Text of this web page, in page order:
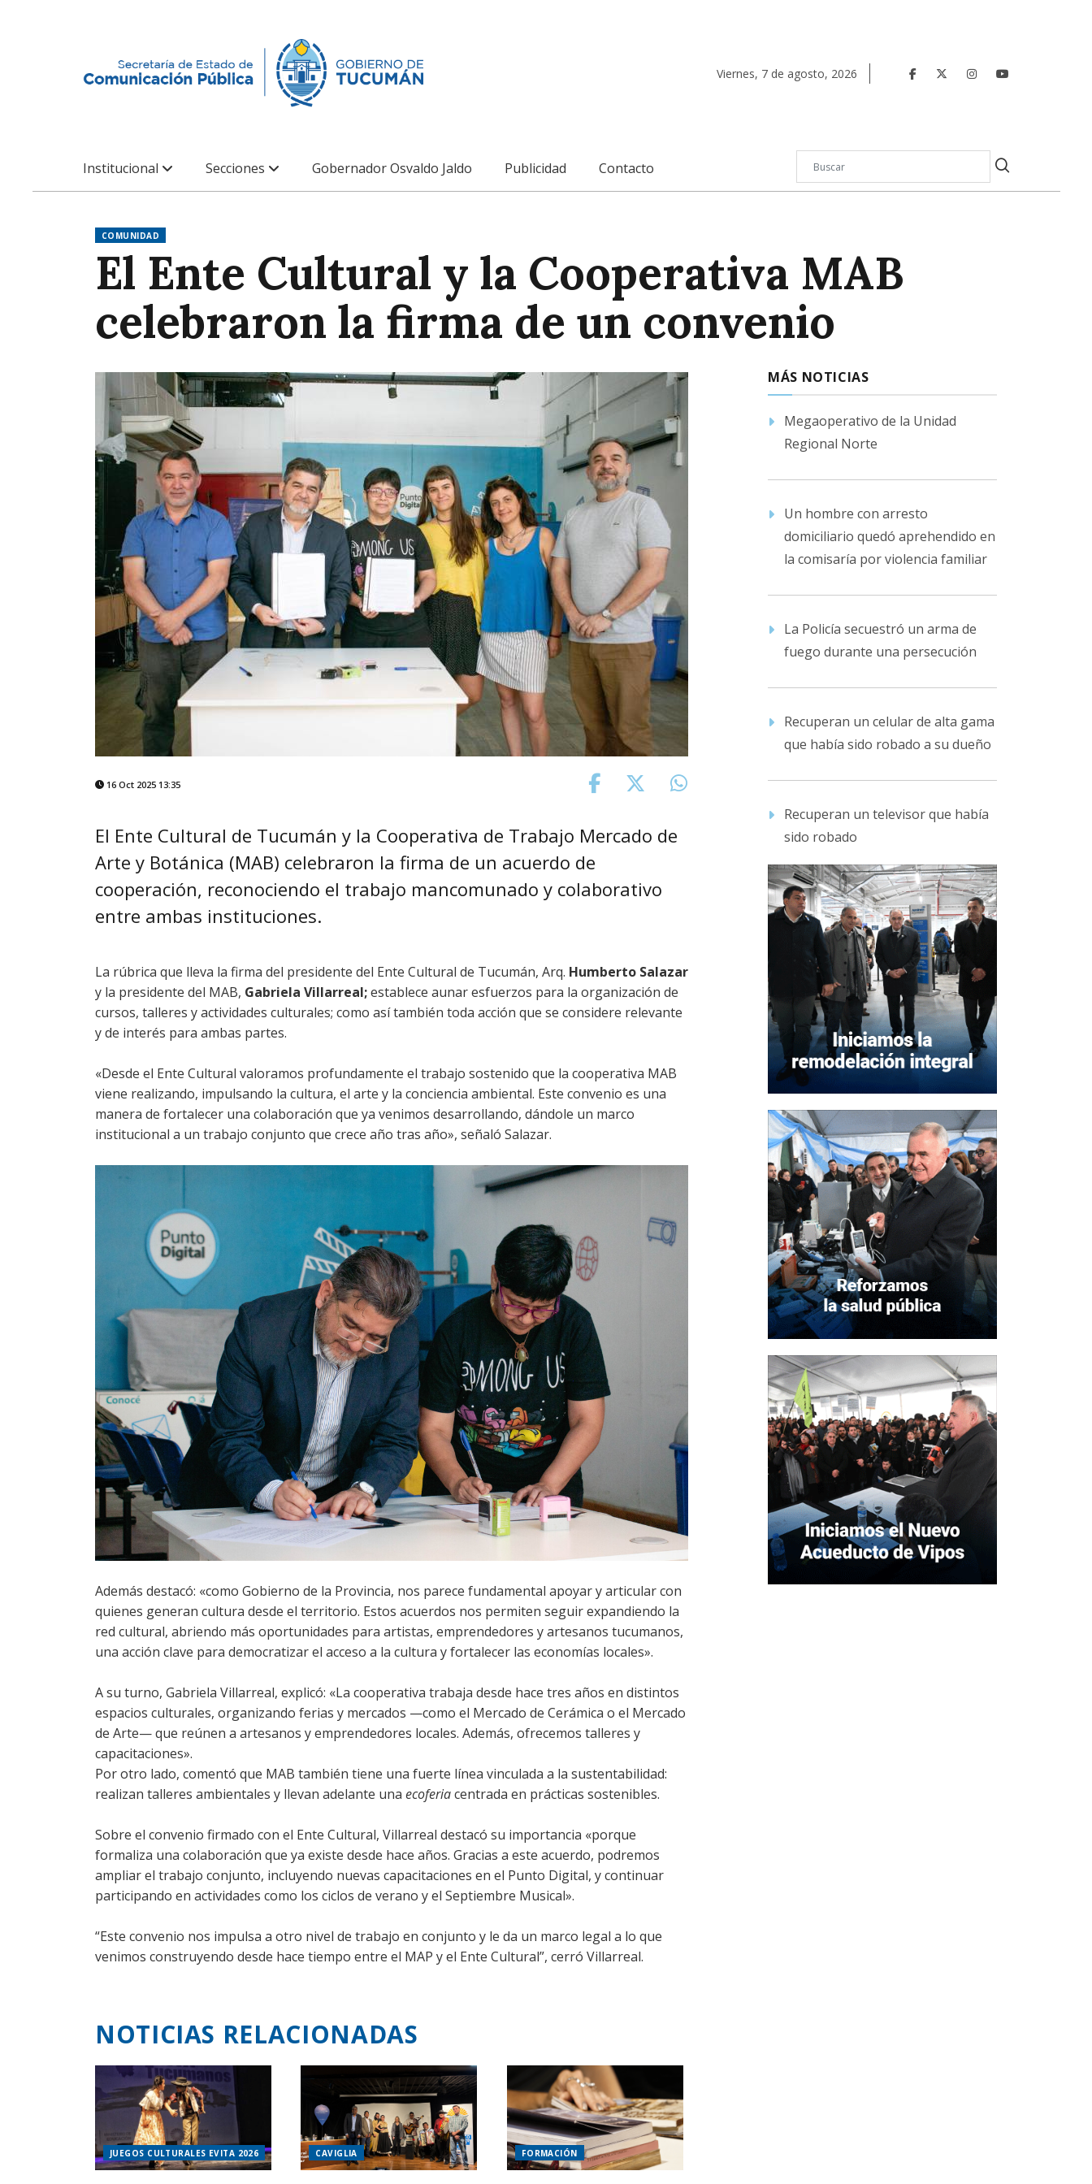
Viernes, 7 de agosto, 2026
Institucional Secciones Gobernador Osvaldo Jaldo Publicidad Contacto
COMUNIDAD
El Ente Cultural y la Cooperativa MAB
celebraron la firma de un convenio
16 Oct 2025 13:35
El Ente Cultural de Tucumán y la Cooperativa de Trabajo Mercado de
Arte y Botánica (MAB) celebraron la firma de un acuerdo de
cooperación, reconociendo el trabajo mancomunado y colaborativo
entre ambas instituciones.
La rúbrica que lleva la firma del presidente del Ente Cultural de Tucumán, Arq. Humberto Salazar
y la presidente del MAB, Gabriela Villarreal;establece aunar esfuerzos para la organización de
cursos, talleres y actividades culturales; como así también toda acción que se considere relevante
y de interés para ambas partes.
«Desde el Ente Cultural valoramos profundamente el trabajo sostenido que la cooperativa MAB
viene realizando, impulsando la cultura, el arte y la conciencia ambiental. Este convenio es una
manera de fortalecer una colaboración que ya venimos desarrollando, dándole un marco
institucional a un trabajo conjunto que crece año tras año», señaló Salazar.
Además destacó: «como Gobierno de la Provincia, nos parece fundamental apoyar y articular con
quienes generan cultura desde el territorio. Estos acuerdos nos permiten seguir expandiendo la
red cultural, abriendo más oportunidades para artistas, emprendedores y artesanos tucumanos,
una acción clave para democratizar el acceso a la cultura y fortalecer las economías locales».
A su turno, Gabriela Villarreal, explicó: «La cooperativa trabaja desde hace tres años en distintos
espacios culturales, organizando ferias y mercados —como el Mercado de Cerámica o el Mercado
de Arte— que reúnen a artesanos y emprendedores locales. Además, ofrecemos talleres y
capacitaciones».
Por otro lado, comentó que MAB también tiene una fuerte línea vinculada a la sustentabilidad:
realizan talleres ambientales y llevan adelante una ecoferiacentrada en prácticas sostenibles.
Sobre el convenio firmado con el Ente Cultural, Villarreal destacó su importancia «porque
formaliza una colaboración que ya existe desde hace años. Gracias a este acuerdo, podremos
ampliar el trabajo conjunto, incluyendo nuevas capacitaciones en el Punto Digital, y continuar
participando en actividades como los ciclos de verano y el Septiembre Musical».
“Este convenio nos impulsa a otro nivel de trabajo en conjunto y le da un marco legal a lo que
venimos construyendo desde hace tiempo entre el MAP y el Ente Cultural”, cerró Villarreal.
NOTICIAS RELACIONADAS
JUEGOS CULTURALES EVITA 2026 CAVIGLIA FORMACIÓN
MÁS NOTICIAS
Megaoperativo de la Unidad
Regional Norte
Un hombre con arresto
domiciliario quedó aprehendido en
la comisaría por violencia familiar
La Policía secuestró un arma de
fuego durante una persecución
Recuperan un celular de alta gama
que había sido robado a su dueño
Recuperan un televisor que había
sido robado